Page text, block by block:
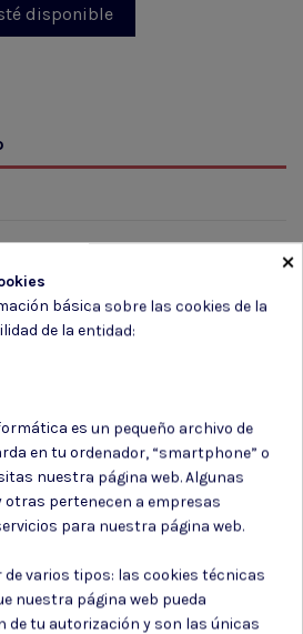
Marca
a nuestro boletín
momento. Para ello, consulte nuestra
de contacto en el aviso legal.
×
básica sobre las cookies de la
de la entidad:
es un pequeño archivo de
en tu ordenador, “smartphone” o
nuestra página web. Algunas
pertenecen a empresas
para nuestra página web.
de varios tipos: las cookies técnicas
nuestra página web pueda
de tu autorización y son las únicas